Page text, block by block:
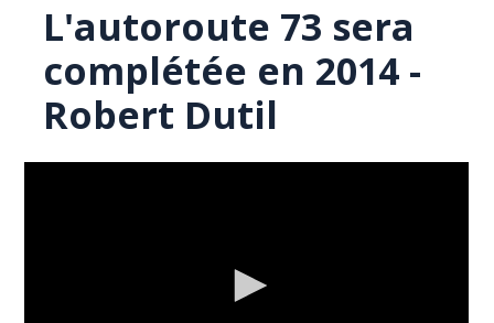
L'autoroute 73 sera
complétée en 2014 -
Robert Dutil